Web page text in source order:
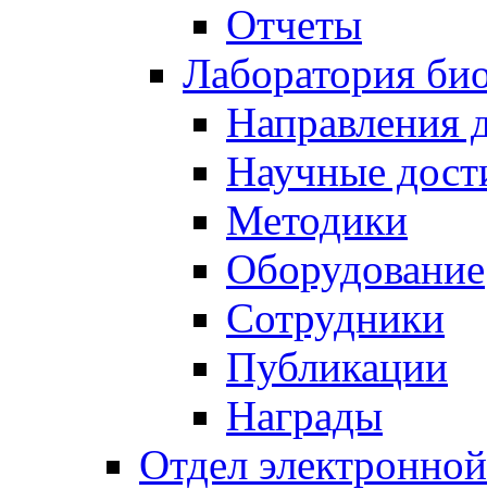
Отчеты
Лаборатория
Направления
Научные
Методики
Оборудование
Сотрудники
Публикации
Награды
Отдел